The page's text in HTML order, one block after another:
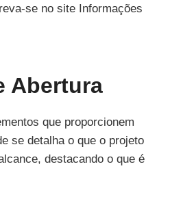
se no site Informações
Abertura
que proporcionem
se detalha o que o projeto
destacando o que é